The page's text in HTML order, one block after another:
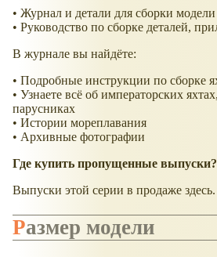
• Журнал и детали для сборки модели
• Руководство по сборке деталей,
В журнале вы найдёте:
• Подробные инструкции по сборке
• Узнаете всё об императорских
парусниках
• Истории мореплавания
• Архивные фотографии
Где купить пропущенные выпуски?
Выпуски этой серии в продаже здесь.
Размер модели